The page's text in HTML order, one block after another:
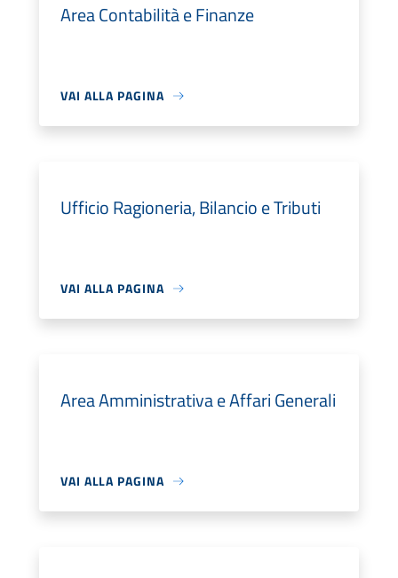
Area Contabilità e Finanze
VAI ALLA PAGINA
Ufficio Ragioneria, Bilancio e Tributi
VAI ALLA PAGINA
Area Amministrativa e Affari Generali
VAI ALLA PAGINA